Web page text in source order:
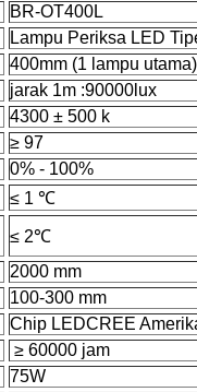
BR-OT400L
Lampu Periksa LED
400mm (1 lampu utama)
jarak 1m :90000lux
4300 ± 500 k
≥ 97
0% - 100%
≤ 1 ℃
≤ 2℃
2000 mm
100-300 mm
Chip LEDCREE
≥ 60000 jam
75W